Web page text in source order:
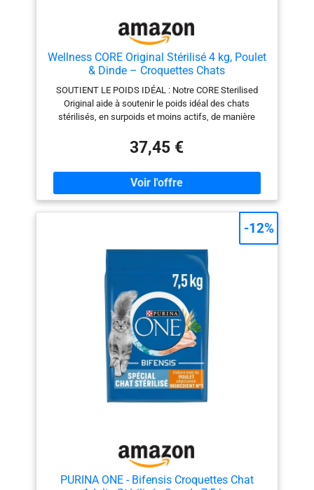
Wellness CORE Original Stérilisé 4 kg, Poulet
& Dinde – Croquettes Chats
SOUTIENT LE POIDS IDÉAL : Notre CORE Sterilised
Original aide à soutenir le poids idéal des chats
stérilisés, en surpoids et moins actifs, de manière
Sterilised Original vous aidera à contrôler la quantité de
boules de poils de votre chat grâce à une teneur
optimale en fibres. CŒUR SAIN : Nos croquettes pour
chats stérilisés contiennent un supplément de taurine
pour favoriser la santé du cœur. Pour que votre ami
reste heureux et en bonne santé ! SYSTÈME DIGESTIF
SAIN : Nos aliments pour chats Wellness CORE sont
et des probiotiques, ce qui permet à votre chat d'avoir
un système digestif sain ! FAIBLE EN GLUCIDES ET
SANS CHARGES : Nos recettes sont exemptes de
céréales et offrent à votre chat une alimentation riche
en protéines et en viande.
37,45 €
PURINA ONE - Bifensis Croquettes Chat
-12%